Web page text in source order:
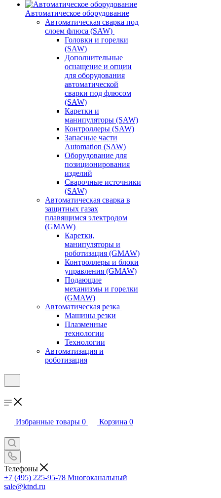
Автоматическое оборудование
Автоматическая сварка под
слоем флюса (SAW)
Головки и горелки
(SAW)
Дополнительные
оснащение и опции
для оборудования
автоматической
сварки под флюсом
(SAW)
Каретки и
манипуляторы (SAW)
Контроллеры (SAW)
Запасные части
Automation (SAW)
Оборудование для
позиционирования
изделий
Сварочные источники
(SAW)
Автоматическая сварка в
защитных газах
плавящимся электродом
(GMAW)
Каретки,
манипуляторы и
роботизация (GMAW)
Контроллеры и блоки
управления (GMAW)
Подающие
механизмы и горелки
(GMAW)
Автоматическая резка
Машины резки
Плазменные
технологии
Технологии
Автоматизация и
роботизация
Избранные товары 0 Корзина 0
Телефоны
+7 (495) 225-95-78 Многоканальный
sale@ktnd.ru